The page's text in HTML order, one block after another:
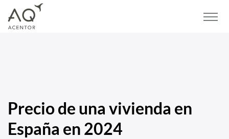
Precio de una vivienda en
España en 2024